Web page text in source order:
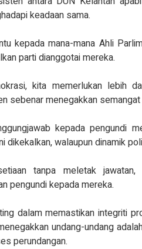
keadaan sama.
kepada mana-mana Ahli
parti dianggotai mereka.
kita memerlukan lebih
sebenar menegakkan
kepada pengundi
dikekalkan, walaupun dinamik
tanpa meletak jawatan,
pengundi kepada mereka.
dalam memastikan integriti
undang-undang
perundangan.